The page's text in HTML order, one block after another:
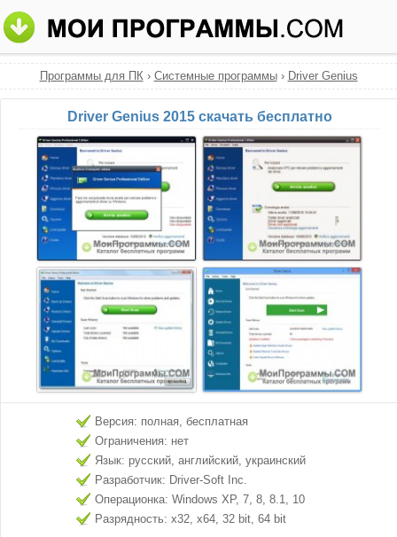
Программы для ПК› Системные программы› Driver Genius
Driver Genius 2015 скачать бесплатно
Версия: полная, бесплатная
Ограничения: нет
Язык: русский, английский, украинский
Разработчик: Driver-Soft Inc.
Операционка: Windows XP, 7, 8, 8.1, 10
Разрядность: x32, x64, 32 bit, 64 bit